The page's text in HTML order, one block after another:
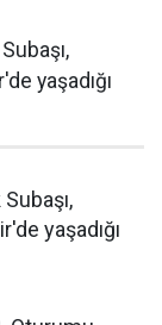
yaşadığı
yaşadığı